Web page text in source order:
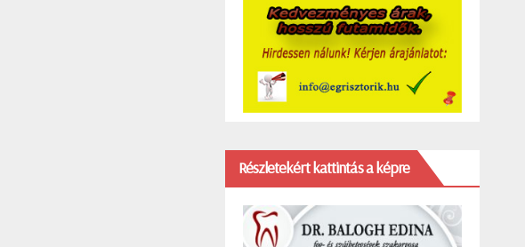
Részletekért kattintás a képre